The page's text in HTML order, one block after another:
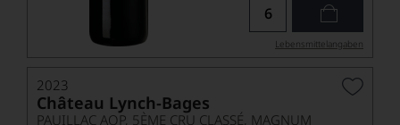
Lebensmittel­angaben
2023
Château Lynch-Bages
PAUILLAC AOP, 5ÈME CRU CLASSÉ, MAGNUM